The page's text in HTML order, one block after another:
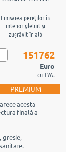
Finisarea pereţilor în
interior gletuit şi
zugrăvit în alb
151762
Euro
cu TVA.
PREMIUM
acesta
finală a
gresie,